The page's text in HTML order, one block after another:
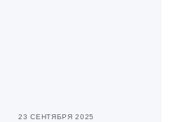
23 СЕНТЯБРЯ 2025